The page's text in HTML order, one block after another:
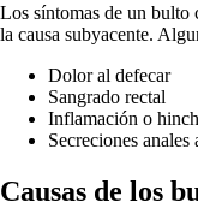
Los síntomas de un bulto
la causa subyacente.
Dolor al defecar
Sangrado rectal
Inflamación o
Secreciones anales
Causas de los